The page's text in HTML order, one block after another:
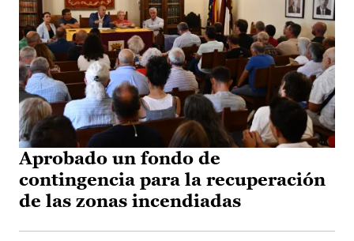
Aprobado un fondo de
contingencia para la recuperación
de las zonas incendiadas